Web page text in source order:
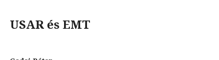
USAR és EMT